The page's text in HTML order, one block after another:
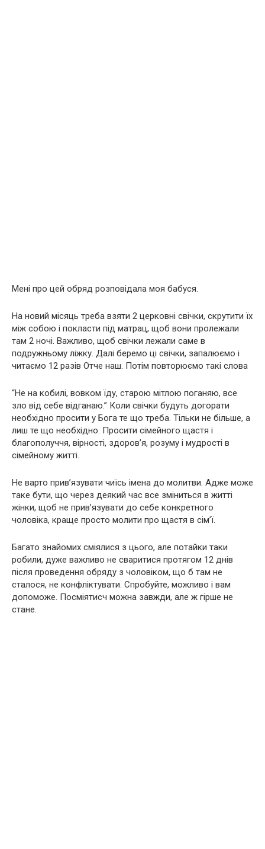
Мені про цей обряд розповідала моя бабуся.
На новий місяць треба взяти 2 церковні свічки, скрутити їх
між собою і покласти під матрац, щоб вони пролежали
там 2 ночі. Важливо, щоб свічки лежали саме в
подружньому ліжку. Далі беремо ці свічки, запалюємо і
читаємо 12 разів Отче наш. Потім повторюємо такі слова
“Не на кобилі, вовком їду, старою мітлою поганяю, все
зло від себе відганаю.” Коли свічки будуть догорати
необхідно просити у Бога те що треба. Тільки не більше, а
лиш те що необхідно. Просити сімейного щастя і
благополуччя, вірності, здоров’я, розуму і мудрості в
сімейному житті.
Не варто прив’язувати чиїсь імена до молитви. Адже може
таке бути, що через деякий час все зміниться в житті
жінки, щоб не прив’язувати до себе конкретного
чоловіка, краще просто молити про щастя в сім’ї.
Багато знайомих сміялися з цього, але потайки таки
робили, дуже важливо не сваритися протягом 12 днів
після проведення обряду з чоловіком, що б там не
сталося, не конфліктувати. Спробуйте, можливо і вам
допоможе. Посміятисч можна завжди, але ж гірше не
стане.